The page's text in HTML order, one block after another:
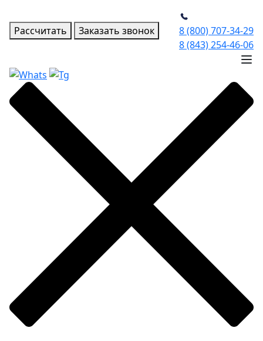
Рассчитать Заказать звонок
8 (800) 707-34-29
8 (843) 254-46-06